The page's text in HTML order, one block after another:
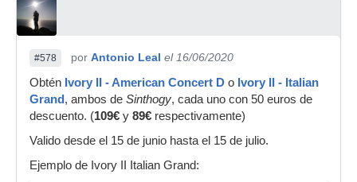
#578 por Antonio Leal el 16/06/2020
Obtén Ivory II - American Concert D o Ivory II - Italian
Grand, ambos de Sinthogy, cada uno con 50 euros de
descuento. (109€ y 89€ respectivamente)
Valido desde el 15 de junio hasta el 15 de julio.
Ejemplo de Ivory II Italian Grand: